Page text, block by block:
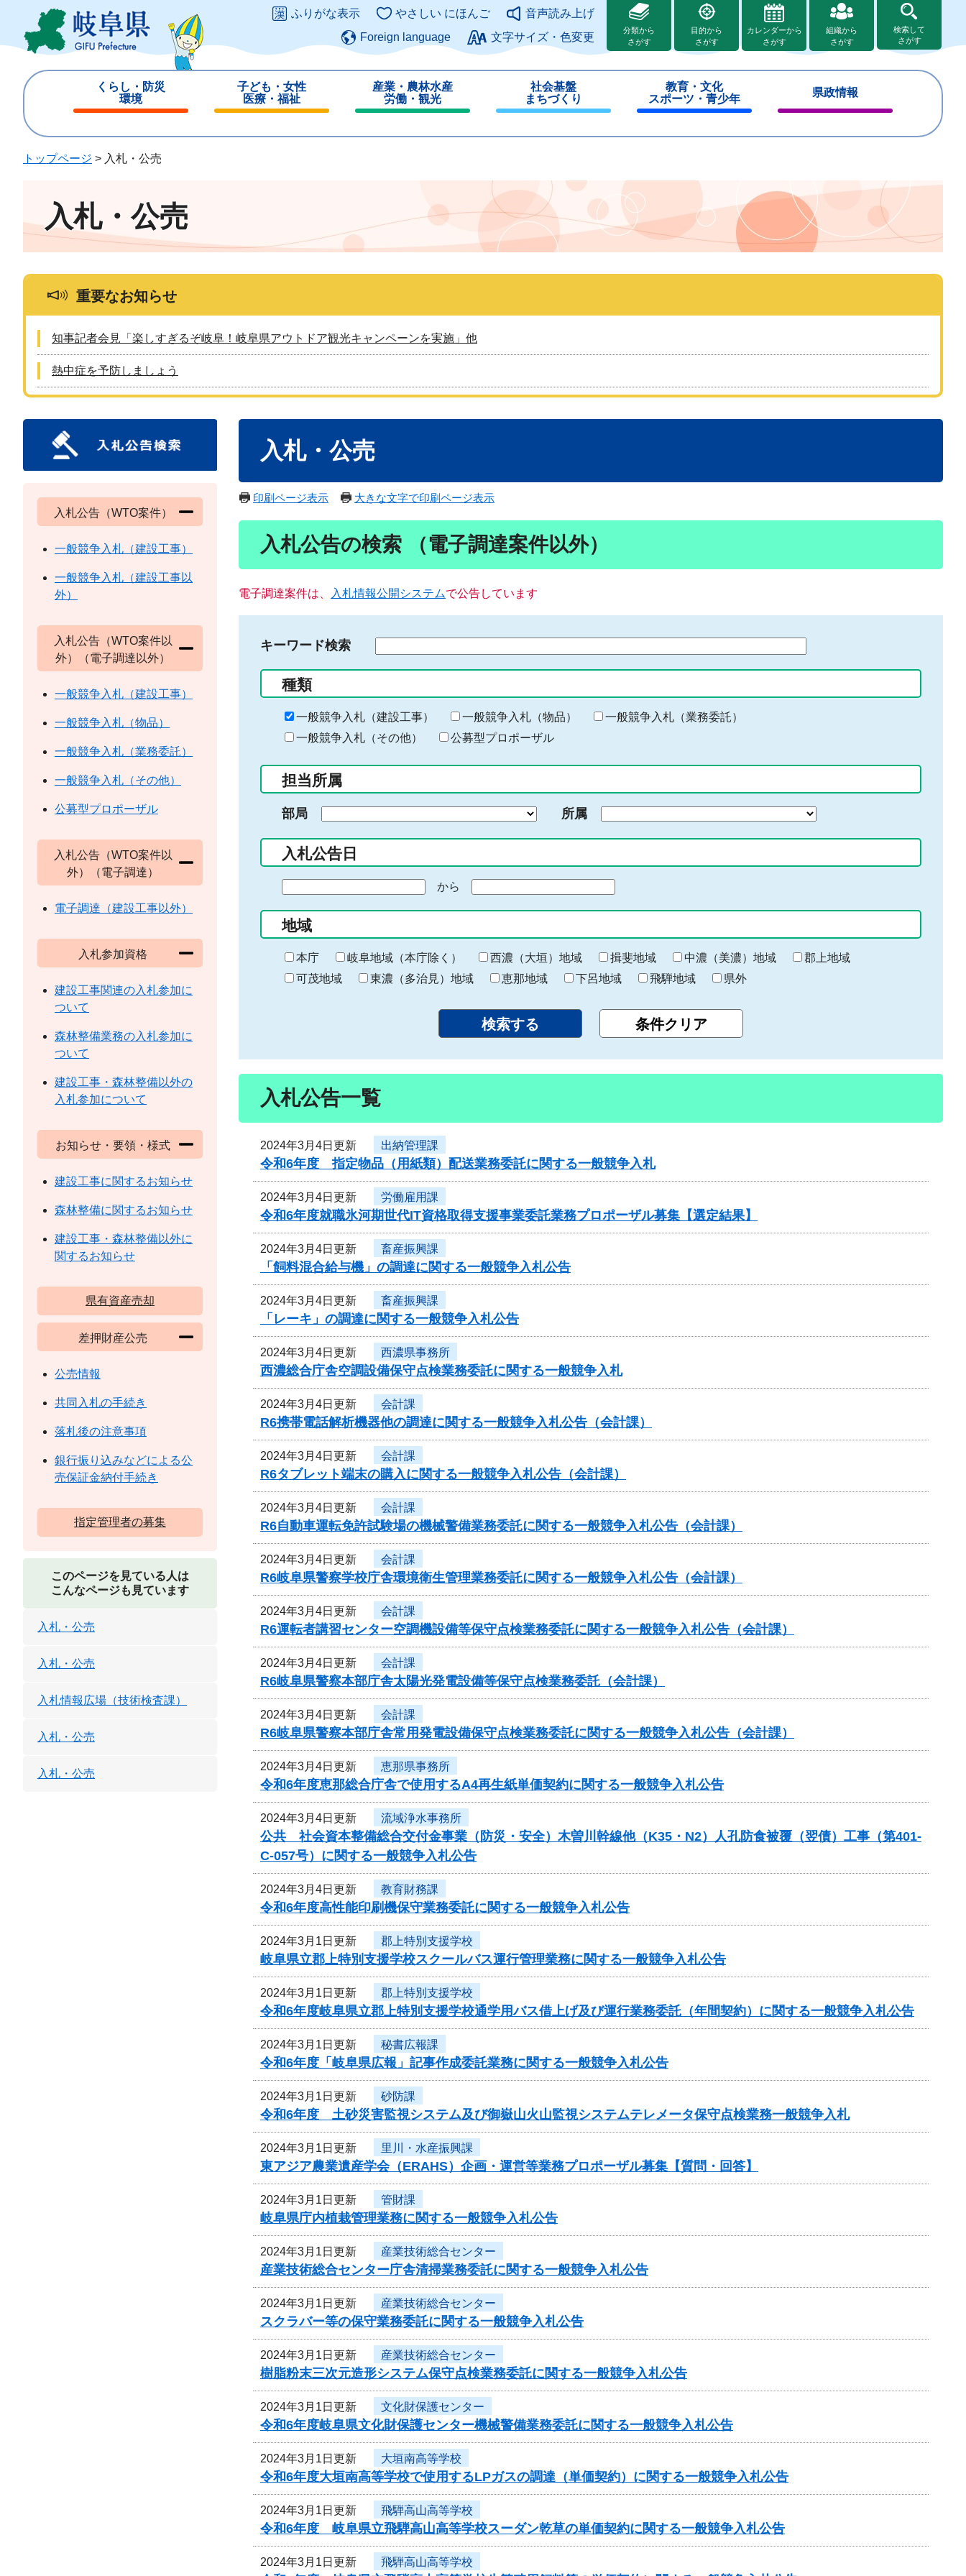
ジ
ュ
このページの本文へ
ふりがな表示 やさしい にほんご
音声読み上げ
Foreign language
文字サイズ・色変更
分類から
さがす
目的から
さがす
カレンダーから
さがす
組織から
さがす
検索して
さがす
くらし・防災
環境
じ
子ども・女性
医療・福祉
じ
産業・農林水産
労働・観光
じ
社会基盤
まちづくり
じ
教育・文化
スポーツ・青少年
じ
県政情報
じ
トップページ > 入札・公売
入札・公売
重要なお知らせ
知事記者会見「楽しすぎるぞ岐阜！岐阜県アウトドア観光キャンペーンを実施」他
熱中症を予防しましょう
入札・公売
印刷ページ表示 大きな文字で印刷ページ表示
入札公告の検索 （電子調達案件以外）
電子調達案件は、 入札情報公開システムで公告しています
キーワード検索
る
キ
ー
ー
入
力
種類
一般競争入札（建設工事） 一般競争入札（物品）
一般競争入札（業務委託）
一般競争入札（その他）
公募型プロポーザル
担当所属
部局 所属
入札公告日
の
始
ま
り
から
終
わ
り
地域
本庁 岐阜地域（本庁除く） 西濃（大垣）地域 揖斐地域 中濃（美濃）地域
郡上地域
可茂地域
東濃（多治見）地域 恵那地域 下呂地域 飛騨地域 県外
入札公告一覧
2024年3月4日更新 出納管理課
令和6年度 指定物品（用紙類）配送業務委託に関する一般競争入札
2024年3月4日更新 労働雇用課
令和6年度就職氷河期世代IT資格取得支援事業委託業務プロポーザル募集【選定結果】
2024年3月4日更新 畜産振興課
「飼料混合給与機」の調達に関する一般競争入札公告
2024年3月4日更新 畜産振興課
「レーキ」の調達に関する一般競争入札公告
2024年3月4日更新 西濃県事務所
西濃総合庁舎空調設備保守点検業務委託に関する一般競争入札
2024年3月4日更新 会計課
R6携帯電話解析機器他の調達に関する一般競争入札公告（会計課）
2024年3月4日更新 会計課
R6タブレット端末の購入に関する一般競争入札公告（会計課）
2024年3月4日更新 会計課
R6自動車運転免許試験場の機械警備業務委託に関する一般競争入札公告（会計課）
2024年3月4日更新 会計課
R6岐阜県警察学校庁舎環境衛生管理業務委託に関する一般競争入札公告（会計課）
2024年3月4日更新 会計課
R6運転者講習センター空調機設備等保守点検業務委託に関する一般競争入札公告（会計課）
2024年3月4日更新 会計課
R6岐阜県警察本部庁舎太陽光発電設備等保守点検業務委託（会計課）
2024年3月4日更新 会計課
R6岐阜県警察本部庁舎常用発電設備保守点検業務委託に関する一般競争入札公告（会計課）
2024年3月4日更新 恵那県事務所
令和6年度恵那総合庁舎で使用するA4再生紙単価契約に関する一般競争入札公告
2024年3月4日更新 流域浄水事務所
公共 社会資本整備総合交付金事業（防災・安全）木曽川幹線他（K35・N2）人孔防食被覆（翌債）工事（第401-
C-057号）に関する一般競争入札公告
2024年3月4日更新 教育財務課
令和6年度高性能印刷機保守業務委託に関する一般競争入札公告
2024年3月1日更新 郡上特別支援学校
岐阜県立郡上特別支援学校スクールバス運行管理業務に関する一般競争入札公告
2024年3月1日更新 郡上特別支援学校
令和6年度岐阜県立郡上特別支援学校通学用バス借上げ及び運行業務委託（年間契約）に関する一般競争入札公告
2024年3月1日更新 秘書広報課
令和6年度「岐阜県広報」記事作成委託業務に関する一般競争入札公告
2024年3月1日更新 砂防課
令和6年度 土砂災害監視システム及び御嶽山火山監視システムテレメータ保守点検業務一般競争入札
2024年3月1日更新 里川・水産振興課
東アジア農業遺産学会（ERAHS）企画・運営等業務プロポーザル募集【質問・回答】
2024年3月1日更新 管財課
岐阜県庁内植栽管理業務に関する一般競争入札公告
2024年3月1日更新 産業技術総合センター
産業技術総合センター庁舎清掃業務委託に関する一般競争入札公告
2024年3月1日更新 産業技術総合センター
スクラバー等の保守業務委託に関する一般競争入札公告
2024年3月1日更新 産業技術総合センター
樹脂粉末三次元造形システム保守点検業務委託に関する一般競争入札公告
2024年3月1日更新 文化財保護センター
令和6年度岐阜県文化財保護センター機械警備業務委託に関する一般競争入札公告
2024年3月1日更新 大垣南高等学校
令和6年度大垣南高等学校で使用するLPガスの調達（単価契約）に関する一般競争入札公告
2024年3月1日更新 飛騨高山高等学校
令和6年度 岐阜県立飛騨高山高等学校スーダン乾草の単価契約に関する一般競争入札公告
2024年3月1日更新 飛騨高山高等学校
入札公告（WTO案件）
一般競争入札（建設工事）
一般競争入札（建設工事以
外）
入札公告（WTO案件以
外）（電子調達以外）
一般競争入札（建設工事）
一般競争入札（物品）
一般競争入札（業務委託）
一般競争入札（その他）
公募型プロポーザル
入札公告（WTO案件以
外）（電子調達）
電子調達（建設工事以外）
入札参加資格
建設工事関連の入札参加に
ついて
森林整備業務の入札参加に
ついて
建設工事・森林整備以外の
入札参加について
お知らせ・要領・様式
建設工事に関するお知らせ
森林整備に関するお知らせ
建設工事・森林整備以外に
関するお知らせ
県有資産売却
差押財産公売
公売情報
共同入札の手続き
落札後の注意事項
銀行振り込みなどによる公
売保証金納付手続き
指定管理者の募集
このページを見ている人は
こんなページも見ています
入札・公売
入札・公売
入札情報広場（技術検査課）
入札・公売
入札・公売